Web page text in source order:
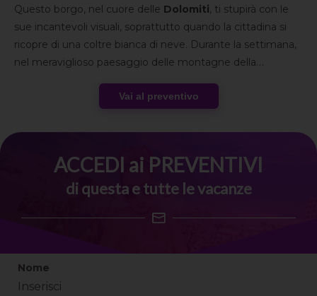
Questo borgo, nel cuore delle Dolomiti, ti stupirà con le
sue incantevoli visuali, soprattutto quando la cittadina si
ricopre di una coltre bianca di neve. Durante la settimana,
nel meraviglioso paesaggio delle montagne della
: sci, ciaspolate, passeggiate nella natura o
nelle termee tanto altro! Non dimenticare che anche a
, tra una risata e un sorso di vino insieme agli altri
componenti del gruppo.
Vai al preventivo
ACCEDI ai PREVENTIVI
di questa e tutte le vacanze
Nome